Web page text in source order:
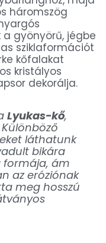
háromszög
gyönyörű, jégbe
sziklaformációt
kőfalakat
kristályos
dekorálja.
Lyukas-kő,
Különböző
láthatunk
bikára
formája, ám
az eróziónak
meg hosszú